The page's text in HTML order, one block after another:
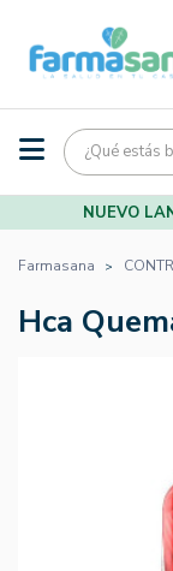
NUEVO
Farmasana
Hca